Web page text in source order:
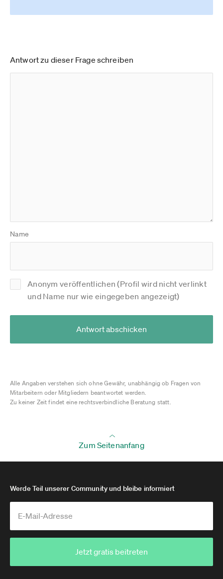
Antwort zu dieser Frage schreiben
Name
Anonym veröffentlichen (Profil wird nicht verlinkt
und Name nur wie eingegeben angezeigt)
Antwort abschicken
Alle Angaben verstehen sich ohne Gewähr, unabhängig ob Fragen von
Mitarbeitern oder Mitgliedern beantwortet werden.
Zu keiner Zeit findet eine rechtsverbindliche Beratung statt.
Zum Seitenanfang
Werde Teil unserer Community und bleibe informiert
Jetzt gratis beitreten